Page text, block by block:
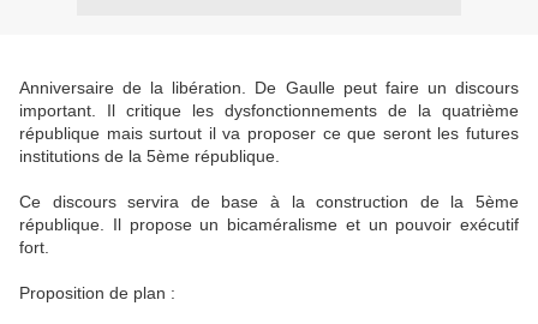
Anniversaire de la libération. De Gaulle peut faire un discours
important. Il critique les dysfonctionnements de la quatrième
république mais surtout il va proposer ce que seront les futures
institutions de la 5ème république.
Ce discours servira de base à la construction de la 5ème
république. Il propose un bicaméralisme et un pouvoir exécutif
fort.
Proposition de plan :